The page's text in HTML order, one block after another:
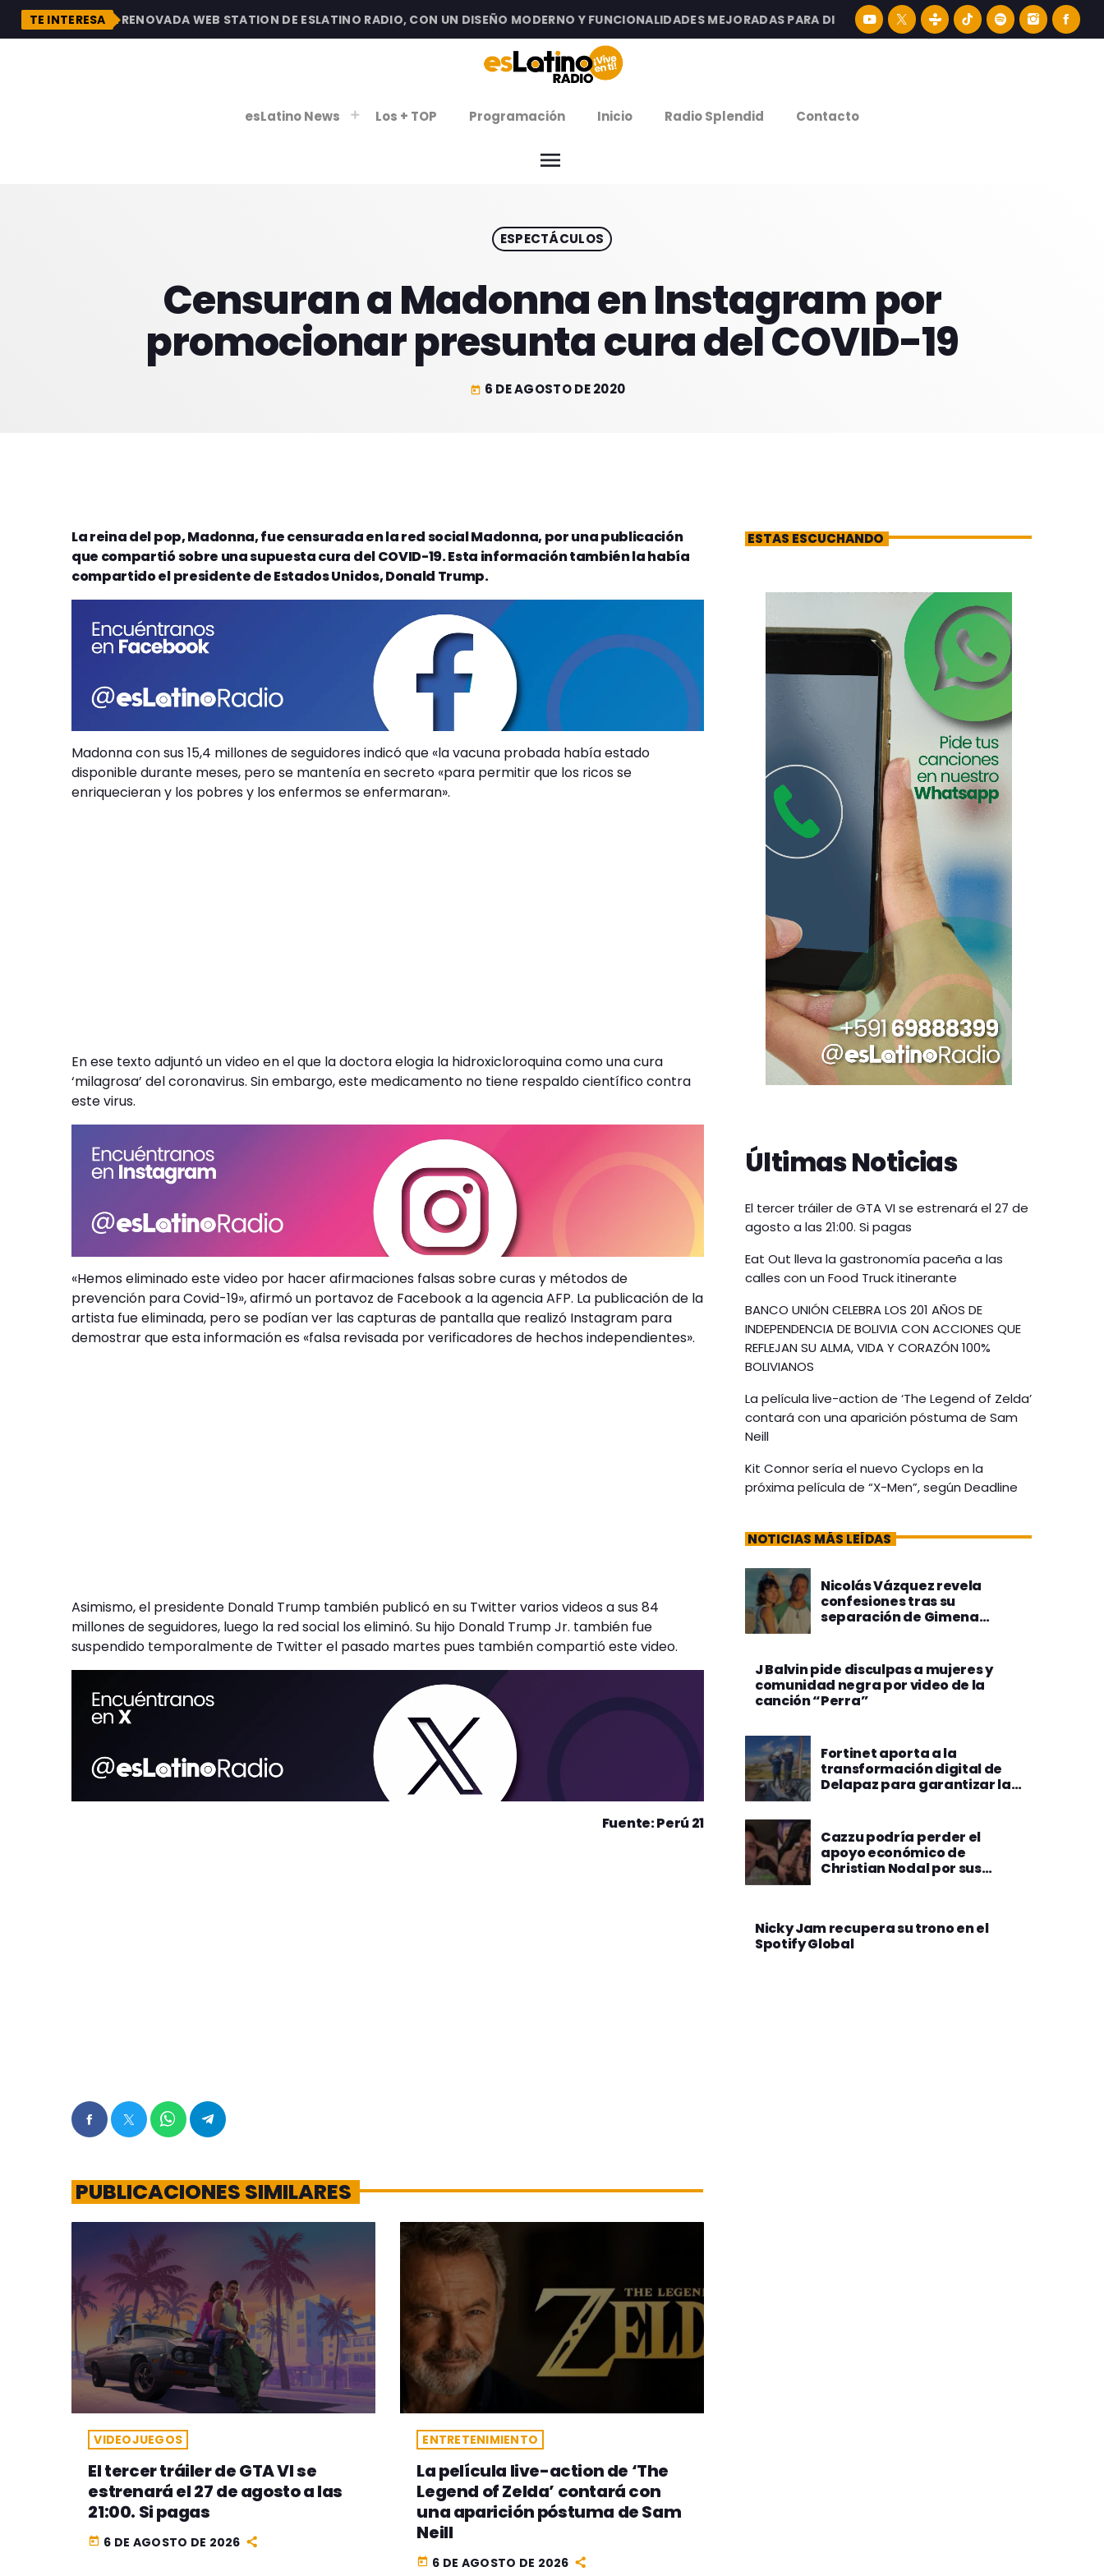
TE INTERESA
DESCUBRE LA RENOVADA WEB STATION DE ESLATINO RADIO, CON UN DISEÑO MODERNO Y FUNCIONALIDADES MEJORADAS PARA DISFRUTAR LA MEJOR MÚSICA LATINA Y
esLatino News Los + TOP Programación Inicio Radio Splendid Contacto
menu
VIERNES DE ESTRENOS ESPECTÁCULOS
Censuran a Madonna en Instagram por
promocionar presunta cura del COVID-19
today 6 DE AGOSTO DE 2020
La reina del pop, Madonna, fue censurada en la red social Madonna, por una publicación
que compartió sobre una supuesta cura del COVID-19. Esta información también la había
compartido el presidente de Estados Unidos, Donald Trump.
Madonna con sus 15,4 millones de seguidores indicó que «la vacuna probada había estado
disponible durante meses, pero se mantenía en secreto «para permitir que los ricos se
enriquecieran y los pobres y los enfermos se enfermaran».
En ese texto adjuntó un video en el que la doctora elogia la hidroxicloroquina como una cura
‘milagrosa’ del coronavirus. Sin embargo, este medicamento no tiene respaldo científico contra
este virus.
«Hemos eliminado este video por hacer afirmaciones falsas sobre curas y métodos de
prevención para Covid-19», afirmó un portavoz de Facebook a la agencia AFP. La publicación de la
artista fue eliminada, pero se podían ver las capturas de pantalla que realizó Instagram para
demostrar que esta información es «falsa revisada por verificadores de hechos independientes».
Asimismo, el presidente Donald Trump también publicó en su Twitter varios videos a sus 84
millones de seguidores, luego la red social los eliminó. Su hijo Donald Trump Jr. también fue
suspendido temporalmente de Twitter el pasado martes pues también compartió este video.
Fuente: Perú 21
PUBLICACIONES SIMILARES
VIDEOJUEGOS
El tercer tráiler de GTA VI se
estrenará el 27 de agosto a las
21:00. Si pagas
today 6 DE AGOSTO DE 2026
ENTRETENIMIENTO
La película live-action de ‘The
Legend of Zelda’ contará con
una aparición póstuma de Sam
Neill
today 6 DE AGOSTO DE 2026
ESTAS ESCUCHANDO
Últimas Noticias
El tercer tráiler de GTA VI se estrenará el 27 de
agosto a las 21:00. Si pagas
Eat Out lleva la gastronomía paceña a las
calles con un Food Truck itinerante
BANCO UNIÓN CELEBRA LOS 201 AÑOS DE
INDEPENDENCIA DE BOLIVIA CON ACCIONES QUE
REFLEJAN SU ALMA, VIDA Y CORAZÓN 100%
BOLIVIANOS
La película live-action de ‘The Legend of Zelda’
contará con una aparición póstuma de Sam
Neill
Kit Connor sería el nuevo Cyclops en la
próxima película de “X-Men”, según Deadline
NOTICIAS MÁS LEÍDAS
Nicolás Vázquez revela
confesiones tras su
separación de Gimena
J Balvin pide disculpas a mujeres y
comunidad negra por video de la
canción “Perra”
Fortinet aporta a la
transformación digital de
Delapaz para garantizar la
Cazzu podría perder el
apoyo económico de
Christian Nodal por sus
Nicky Jam recupera su trono en el
Spotify Global